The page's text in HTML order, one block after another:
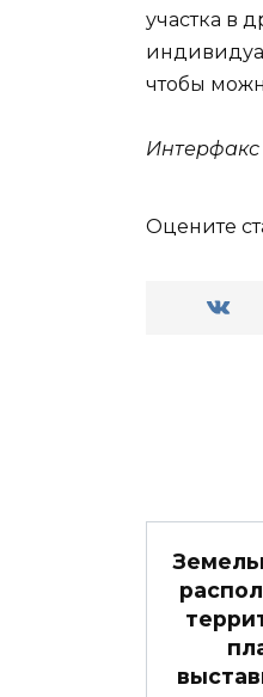
участка в
чтобы
Интерфакс
Оцените